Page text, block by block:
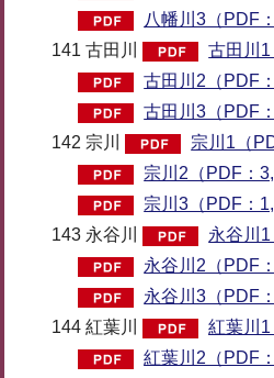
八幡川3（PDF
141 古田川
古田川1
古田川2（PDF
古田川3（PDF
142 宗川
宗川1（
宗川2（PDF：
宗川3（PDF：
143 永谷川
永谷川1
永谷川2（PDF
永谷川3（PDF
144 紅葉川
紅葉川1
紅葉川2（PDF